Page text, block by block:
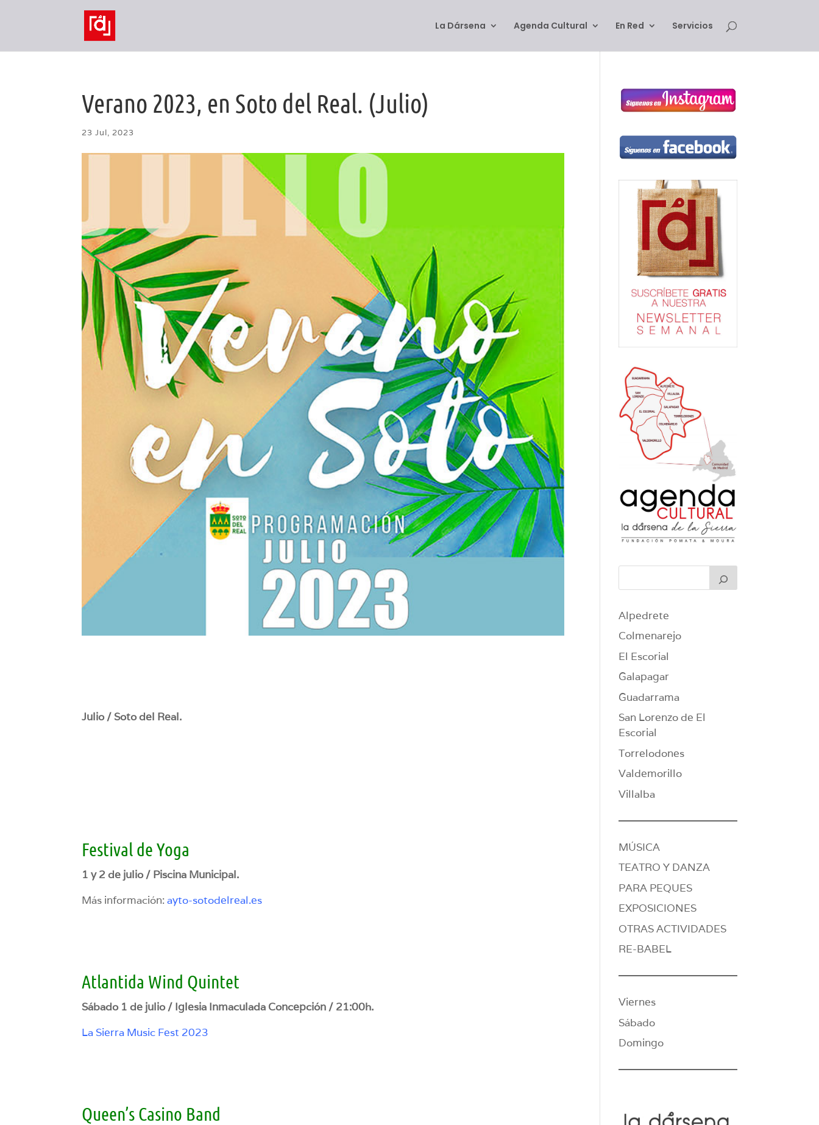
La Dársena Agenda Cultural En Red Servicios
Verano 2023, en Soto del Real. (Julio)
23 Jul, 2023
Julio / Soto del Real.
Festival de Yoga
1 y 2 de julio / Piscina Municipal.
Más información:ayto-sotodelreal.es
Atlantida Wind Quintet
Sábado 1 de julio / Iglesia Inmaculada Concepción / 21:00h.
La Sierra Music Fest 2023
Queen’s Casino Band
Alpedrete
Colmenarejo
El Escorial
Galapagar
Guadarrama
San Lorenzo de El
Escorial
Torrelodones
Valdemorillo
Villalba
MÚSICA
TEATRO Y DANZA
PARA PEQUES
EXPOSICIONES
OTRAS ACTIVIDADES
RE-BABEL
Viernes
Sábado
Domingo